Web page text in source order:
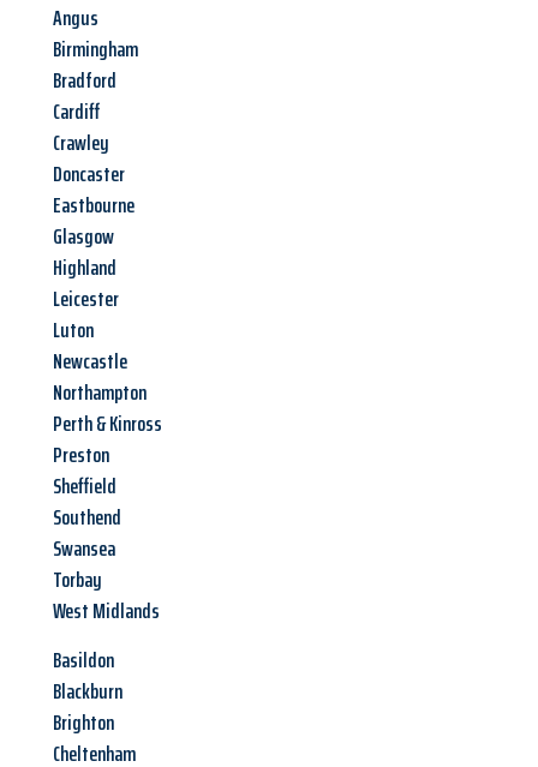
Angus
Birmingham
Bradford
Cardiff
Crawley
Doncaster
Eastbourne
Glasgow
Highland
Leicester
Luton
Newcastle
Northampton
Perth & Kinross
Preston
Sheffield
Southend
Swansea
Torbay
West Midlands
Basildon
Blackburn
Brighton
Cheltenham